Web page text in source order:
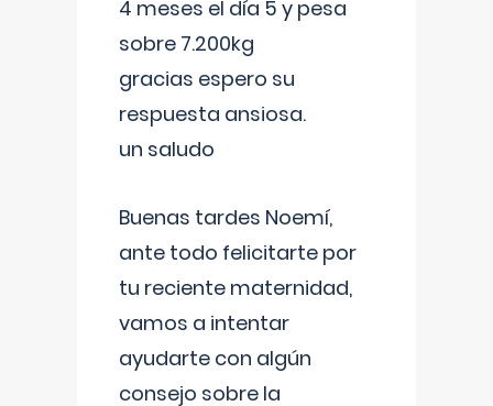
4 meses el día 5 y pesa
sobre 7.200kg
gracias espero su
respuesta ansiosa.
un saludo
Buenas tardes Noemí,
ante todo felicitarte por
tu reciente maternidad,
vamos a intentar
ayudarte con algún
consejo sobre la